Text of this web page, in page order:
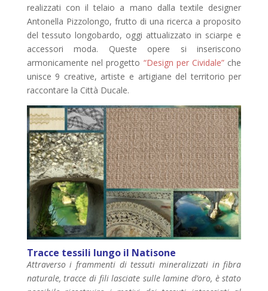
realizzati con il telaio a mano dalla textile designer
Antonella Pizzolongo, frutto di una ricerca a proposito
del tessuto longobardo, oggi attualizzato in sciarpe e
accessori moda. Queste opere si inseriscono
armonicamente nel progetto “Design per Cividale”che
unisce 9 creative, artiste e artigiane del territorio per
raccontare la Città Ducale.
Tracce tessili lungo il Natisone
Attraverso i frammenti di tessuti mineralizzati in fibra
naturale, tracce di fili lasciate sulle lamine d’oro, è stato